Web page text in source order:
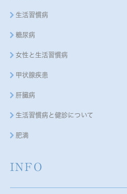
生活習慣病
糖尿病
女性と生活習慣病
甲状腺疾患
肝臓病
生活習慣病と健診について
肥満
INFO